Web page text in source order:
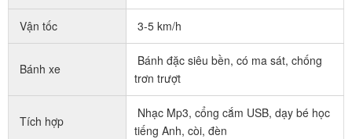
Vận tốc 3-5 km/h
Bánh xe
Bánh đặc siêu bền, có ma sát, chống
trơn trượt
Tích hợp
Nhạc Mp3, cổng cắm USB, dạy bé học
tiếng Anh, còi, đèn